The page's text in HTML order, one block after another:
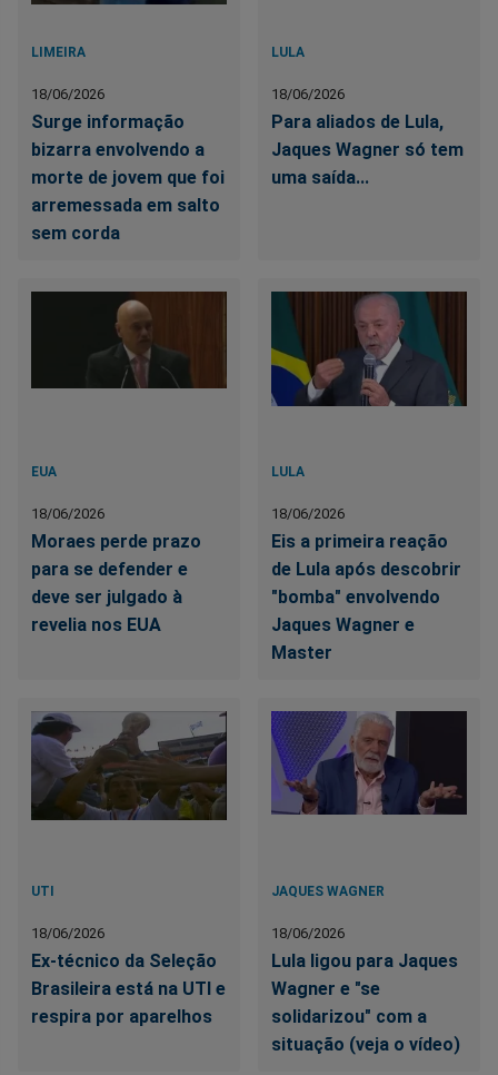
LIMEIRA
18/06/2026
Surge informação
bizarra envolvendo a
morte de jovem que foi
arremessada em salto
sem corda
LULA
18/06/2026
Para aliados de Lula,
Jaques Wagner só tem
uma saída...
EUA
18/06/2026
Moraes perde prazo
para se defender e
deve ser julgado à
revelia nos EUA
LULA
18/06/2026
Eis a primeira reação
de Lula após descobrir
"bomba" envolvendo
Jaques Wagner e
Master
UTI
18/06/2026
Ex-técnico da Seleção
Brasileira está na UTI e
respira por aparelhos
JAQUES WAGNER
18/06/2026
Lula ligou para Jaques
Wagner e "se
solidarizou" com a
situação (veja o vídeo)